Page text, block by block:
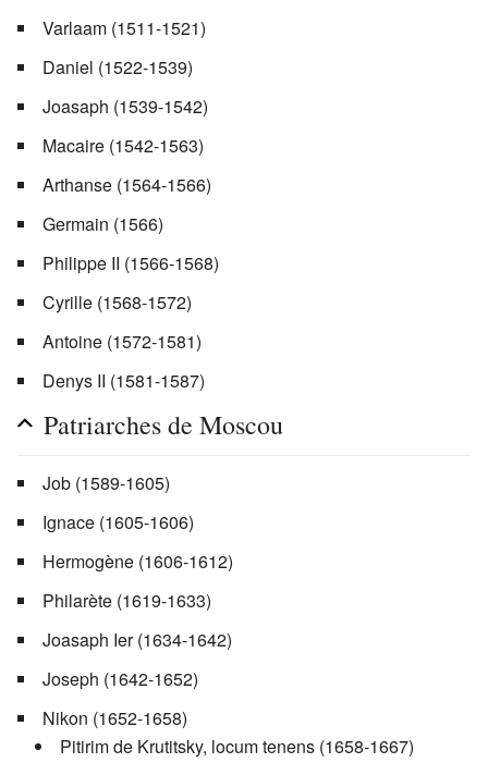
Varlaam (1511-1521)
Daniel (1522-1539)
Joasaph (1539-1542)
Macaire (1542-1563)
Arthanse (1564-1566)
Germain (1566)
Philippe II (1566-1568)
Cyrille (1568-1572)
Antoine (1572-1581)
Denys II (1581-1587)
Patriarches de Moscou
Job (1589-1605)
Ignace (1605-1606)
Hermogène (1606-1612)
Philarète (1619-1633)
Joasaph Ier (1634-1642)
Joseph (1642-1652)
Nikon (1652-1658)
Pitirim de Krutitsky, locum tenens (1658-1667)